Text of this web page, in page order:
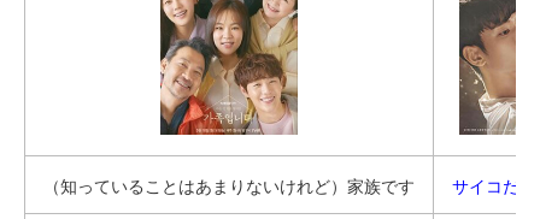
（知っていることはあまりないけれど）家族です サイコだ